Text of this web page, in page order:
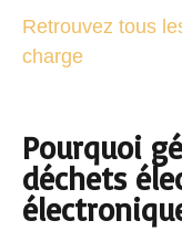
Retrouvez tous
charge
Pourquoi
déchets